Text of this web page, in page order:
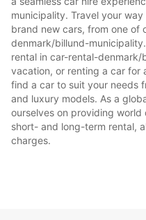
municipality. Travel your
brand new cars, from one of
denmark/billund-
rental in car-rental-
vacation, or renting a car for
find a car to suit your needs
and luxury models. As a
ourselves on providing
short- and long-term rental,
charges.